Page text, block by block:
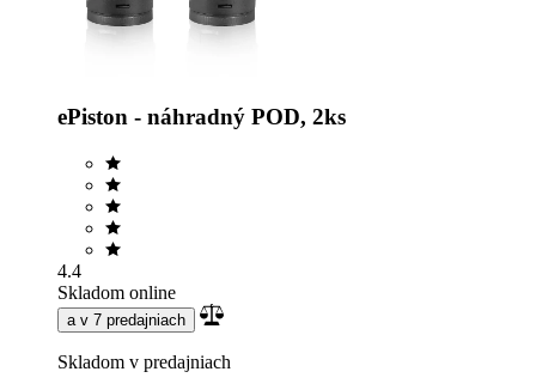
ePiston - náhradný POD, 2ks
4.4
Skladom online
a v 7 predajniach
Skladom v predajniach